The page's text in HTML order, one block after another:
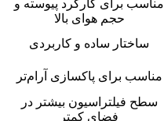
مناسب برای کارکرد پیوسته و
حجم هوای بالا
ساختار ساده و کاربردی
مناسب برای پاکسازی آرام‌تر
سطح فیلتراسیون بیشتر در
فضای کمتر